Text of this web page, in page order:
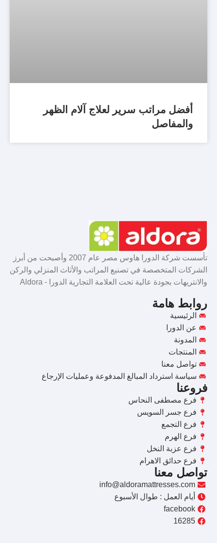
أفضل مراتب سرير لعلاج آلام الظهر
والمفاصل
تأسست شركة الدورا هاوس مصر عام 2007 وأصبحت من أبرز
الشركات المتخصصة في تصنيع المراتب والأثاث المنزلي والركن
والانتريهات بجودة عالية تحت العلامة التجارية الدورا - Aldora
روابط هامة
الرئيسية
عن الدورا
المدونة
المنتجات
تواصل معنا
سياسة استرداد المبالغ المدفوعة وعمليات الإرجاع
فروعنا
فرع مصطفى النحاس
فرع جسر السويس
فرع التجمع
فرع الهرم
فرع عزبة النخل
فرع حدائق الاهرام
تواصل معنا
info@aldoramattresses.com
أيام العمل : طوال الأسبوع
facebook
16285